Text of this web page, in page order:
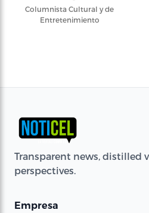
Columnista Cultural y de
Entretenimiento
Transparent news, distilled
perspectives.
Empresa